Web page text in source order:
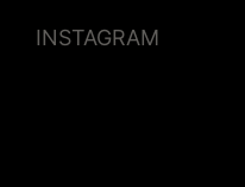
INSTAGRAM